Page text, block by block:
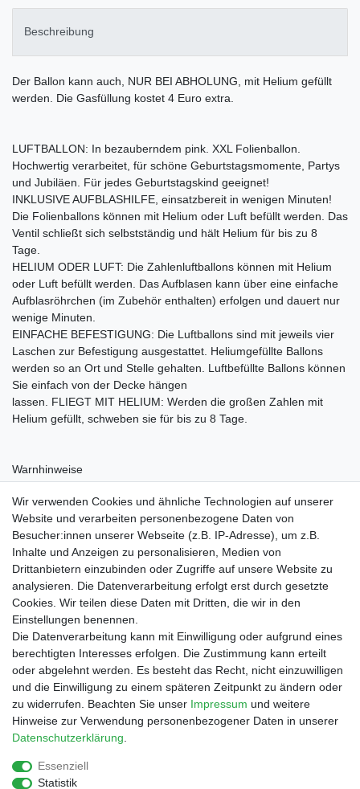
Beschreibung
Der Ballon kann auch, NUR BEI ABHOLUNG, mit Helium gefüllt
werden. Die Gasfüllung kostet 4 Euro extra.
LUFTBALLON: In bezauberndem pink. XXL Folienballon.
Hochwertig verarbeitet, für schöne Geburtstagsmomente, Partys
und Jubiläen. Für jedes Geburtstagskind geeignet!
INKLUSIVE AUFBLASHILFE, einsatzbereit in wenigen Minuten!
Die Folienballons können mit Helium oder Luft befüllt werden. Das
Ventil schließt sich selbstständig und hält Helium für bis zu 8
Tage.
HELIUM ODER LUFT: Die Zahlenluftballons können mit Helium
oder Luft befüllt werden. Das Aufblasen kann über eine einfache
Aufblasröhrchen (im Zubehör enthalten) erfolgen und dauert nur
wenige Minuten.
EINFACHE BEFESTIGUNG: Die Luftballons sind mit jeweils vier
Laschen zur Befestigung ausgestattet. Heliumgefüllte Ballons
werden so an Ort und Stelle gehalten. Luftbefüllte Ballons können
Sie einfach von der Decke hängen
lassen. FLIEGT MIT HELIUM: Werden die großen Zahlen mit
Helium gefüllt, schweben sie für bis zu 8 Tage.
Warnhinweise
Nicht für Kinder unter 36 Monaten geeignet
Shop
Zahlungs- und Versandbedingungen
Warenkorb
Kasse
Mein Konto
Kontakt
Facebook
Service
Impressum
Wir verwenden Cookies und ähnliche Technologien auf unserer
Website und verarbeiten personenbezogene Daten von
Besucher:innen unserer Webseite (z.B. IP-Adresse), um z.B.
Inhalte und Anzeigen zu personalisieren, Medien von
Drittanbietern einzubinden oder Zugriffe auf unsere Website zu
analysieren. Die Datenverarbeitung erfolgt erst durch gesetzte
Cookies. Wir teilen diese Daten mit Dritten, die wir in den
Einstellungen benennen.
Die Datenverarbeitung kann mit Einwilligung oder aufgrund eines
berechtigten Interesses erfolgen. Die Zustimmung kann erteilt
oder abgelehnt werden. Es besteht das Recht, nicht einzuwilligen
und die Einwilligung zu einem späteren Zeitpunkt zu ändern oder
zu widerrufen. Beachten Sie unser Impressum und weitere
Hinweise zur Verwendung personenbezogener Daten in unserer
Daten­schutz­erklärung
Essenziell
Statistik